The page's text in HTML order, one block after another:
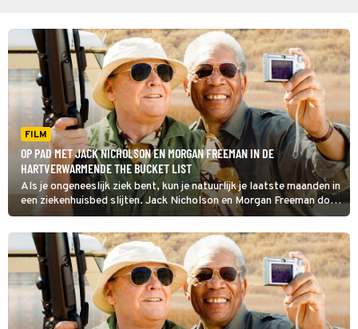
FILM
OP PAD MET JACK NICHOLSON EN MORGAN FREEMAN IN DE
HARTVERWARMENDE THE BUCKET LIST
Als je ongeneeslijk ziek bent, kun je natuurlijk je laatste maanden in
een ziekenhuisbed slijten. Jack Nicholson en Morgan Freeman doen
het anders in The Bucket List.